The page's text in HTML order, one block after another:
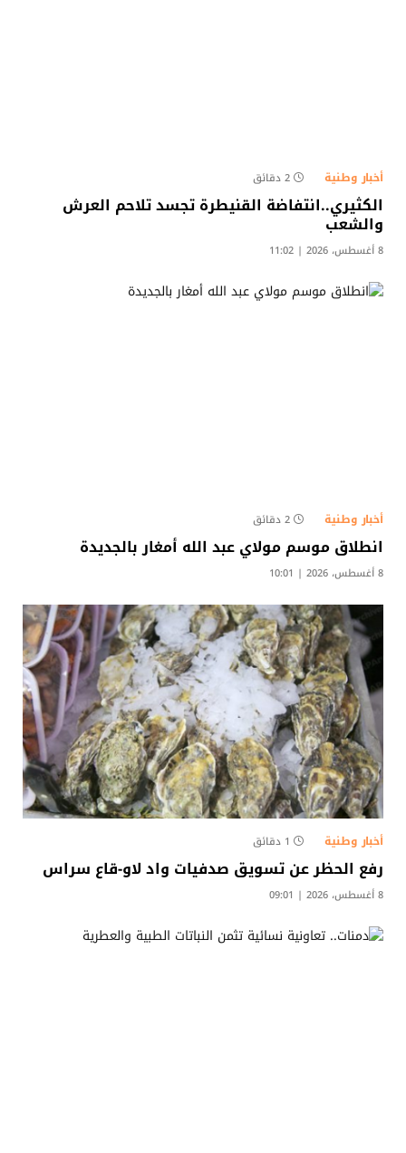
أخبار وطنية 2 دقائق
الكثيري..انتفاضة القنيطرة تجسد تلاحم العرش
والشعب
8 أغسطس، 2026 | 11:02
أخبار وطنية 2 دقائق
انطلاق موسم مولاي عبد الله أمغار بالجديدة
8 أغسطس، 2026 | 10:01
أخبار وطنية 1 دقائق
رفع الحظر عن تسويق صدفيات واد لاو-قاع سراس
8 أغسطس، 2026 | 09:01